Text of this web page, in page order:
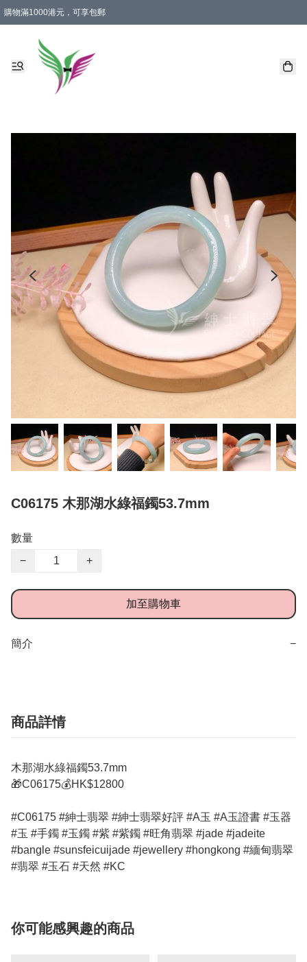
購物滿1000港元，可享包郵
C06175 木那湖水綠福鐲53.7mm
數量
−
+
加至購物車
簡介 −
商品詳情
木那湖水綠福鐲53.7mm
🎁C06175💰HK$12800
#C06175 #紳士翡翠 #紳士翡翠好評 #A玉 #A玉證書 #玉器
#玉 #手鐲 #玉鐲 #紫 #紫鐲 #旺角翡翠 #jade #jadeite
#bangle #sunsfeicuijade #jewellery #hongkong #緬甸翡翠
#翡翠 #玉石 #天然 #KC
你可能感興趣的商品